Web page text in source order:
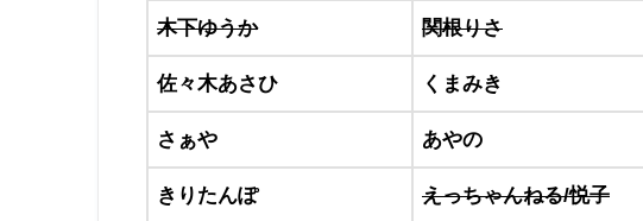
木下ゆうか 関根りさ
佐々木あさひ くまみき
さぁや あやの
きりたんぽ えっちゃんねる/悦子